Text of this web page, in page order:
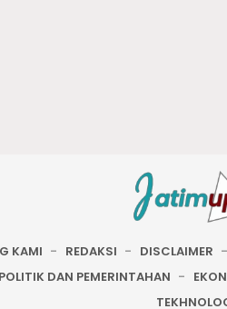
KAMI REDAKSI DISCLAIMER
POLITIK DAN PEMERINTAHAN